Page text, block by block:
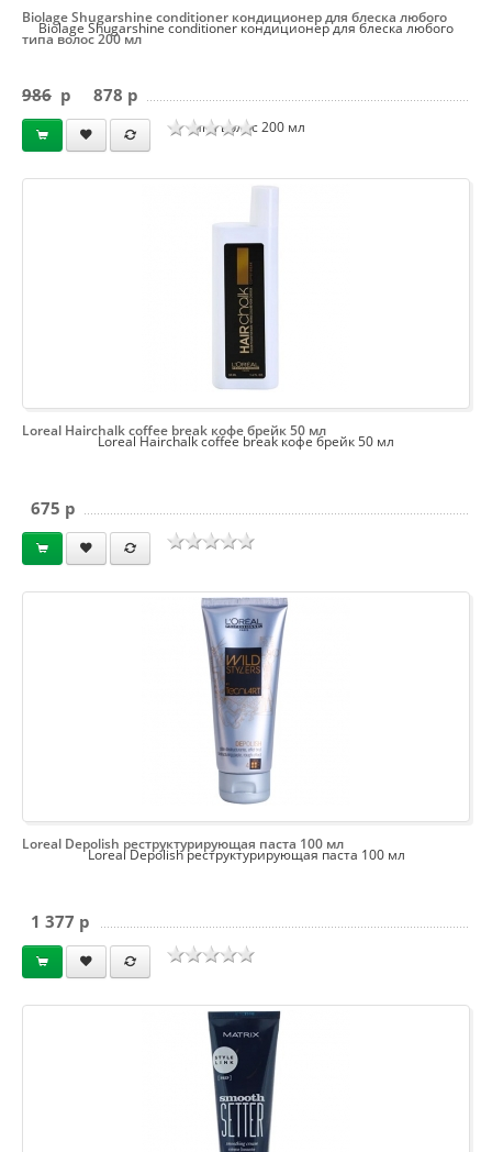
Biolage Shugarshine conditioner кондиционер для блеска любого
типа волос 200 мл
Biolage Shugarshine conditioner кондиционер для блеска любого
типа волос 200 мл
986 p 878 p
Loreal Hairchalk coffee break кофе брейк 50 мл
Loreal Hairchalk coffee break кофе брейк 50 мл
675 p
Loreal Depolish реструктурирующая паста 100 мл
Loreal Depolish реструктурирующая паста 100 мл
1 377 p